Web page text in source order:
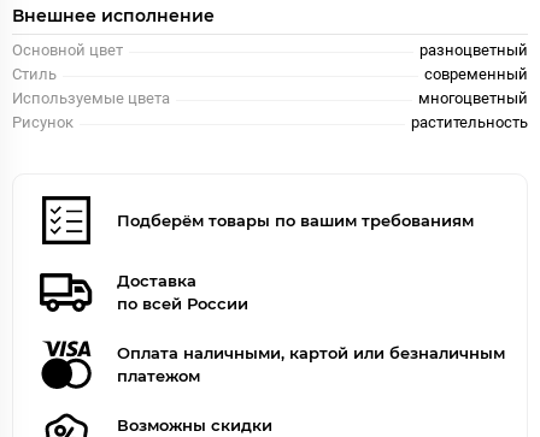
Внешнее исполнение
Основной цвет
разноцветный
Стиль
современный
Используемые цвета
многоцветный
Рисунок
растительность
Подберём товары по вашим требованиям
Доставка
по всей России
Оплата наличными, картой или безналичным
платежом
Возможны скидки